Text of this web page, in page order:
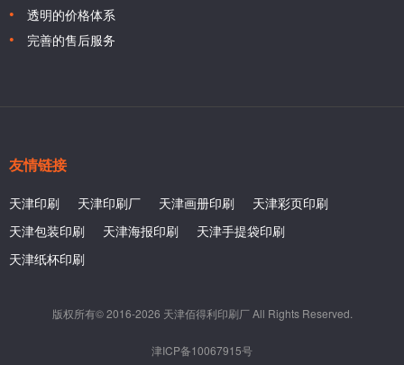
透明的价格体系
完善的售后服务
友情链接
天津印刷 天津印刷厂 天津画册印刷
天津彩页印刷
天津包装印刷
天津海报印刷
天津手提袋印刷
天津纸杯印刷
版权所有© 2016-2026 天津佰得利印刷厂 All Rights Reserved.
津ICP备10067915号